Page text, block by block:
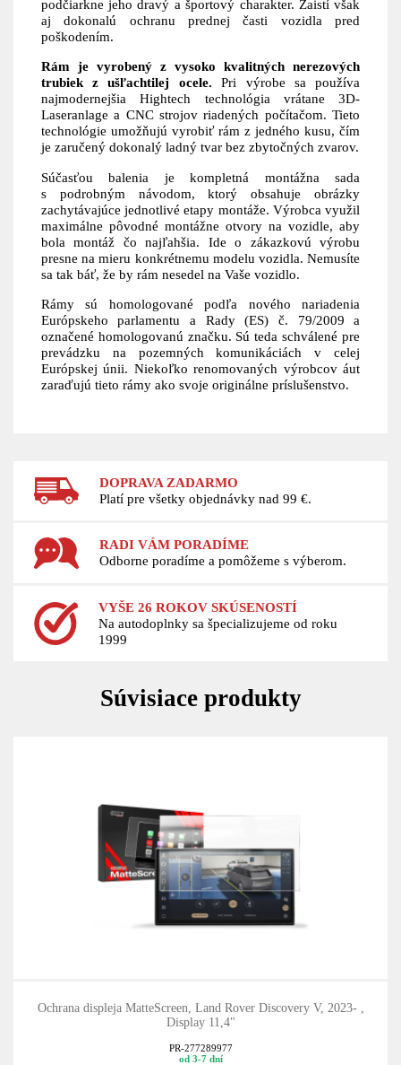
podčiarkne jeho dravý a športový charakter. Zaistí však
aj dokonalú ochranu prednej časti vozidla pred
poškodením.
Rám je vyrobený z vysoko kvalitných nerezových
trubiek z ušľachtilej ocele. Pri výrobe sa používa
najmodernejšia Hightech technológia vrátane 3D-
Laseranlage a CNC strojov riadených počítačom. Tieto
technológie umožňujú vyrobiť rám z jedného kusu, čím
je zaručený dokonalý ladný tvar bez zbytočných zvarov.
Súčasťou balenia je kompletná montážna sada
s podrobným návodom, ktorý obsahuje obrázky
zachytávajúce jednotlivé etapy montáže. Výrobca využil
maximálne pôvodné montážne otvory na vozidle, aby
bola montáž čo najľahšia. Ide o zákazkovú výrobu
presne na mieru konkrétnemu modelu vozidla. Nemusíte
sa tak báť, že by rám nesedel na Vaše vozidlo.
Rámy sú homologované podľa nového nariadenia
Európskeho parlamentu a Rady (ES) č. 79/2009 a
označené homologovanú značku. Sú teda schválené pre
prevádzku na pozemných komunikáciách v celej
Európskej únii. Niekoľko renomovaných výrobcov áut
zaraďujú tieto rámy ako svoje originálne príslušenstvo.
DOPRAVA ZADARMO
Platí pre všetky objednávky nad 99 €.
RADI VÁM PORADÍME
Odborne poradíme a pomôžeme s výberom.
VYŠE 26 ROKOV SKÚSENOSTÍ
Na autodoplnky sa špecializujeme od roku
1999
Súvisiace produkty
Ochrana displeja MatteScreen, Land Rover Discovery V, 2023- ,
Display 11,4"
PR-277289977
od 3-7 dní